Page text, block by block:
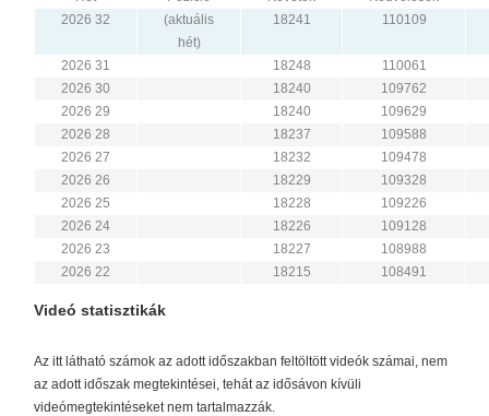
2026 32
(aktuális
hét)
18241 110109
2026 31 18248
110061
2026 30
18240
109762
2026 29
18240
109629
2026 28
18237
109588
2026 27
18232
109478
2026 26
18229
109328
2026 25
18228
109226
2026 24
18226
109128
2026 23
18227
108988
2026 22
18215 108491
Videó statisztikák
Az itt látható számok az adott időszakban feltöltött videók számai, nem
az adott időszak megtekintései, tehát az idősávon kívüli
videómegtekintéseket nem tartalmazzák.